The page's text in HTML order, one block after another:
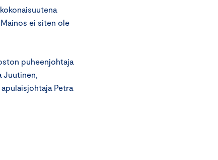
ei siten ole
puheenjohtaja
Juutinen,
Petra